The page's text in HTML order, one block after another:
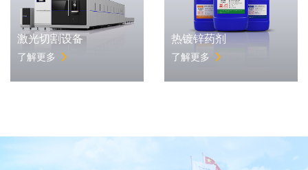
激光切割设备
了解更多
热镀锌药剂
了解更多